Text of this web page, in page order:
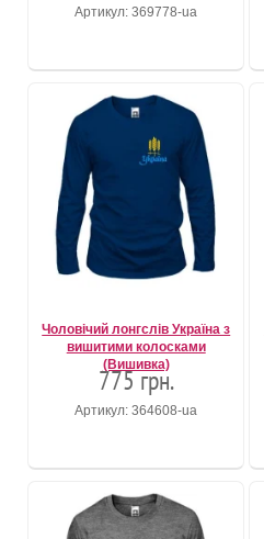
Артикул: 369778-ua
Чоловічий лонгслів Україна з
вишитими колосками
(Вишивка)
775 грн.
Артикул: 364608-ua